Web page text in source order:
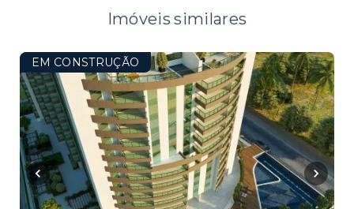
Imóveis similares
EM CONSTRUÇÃO